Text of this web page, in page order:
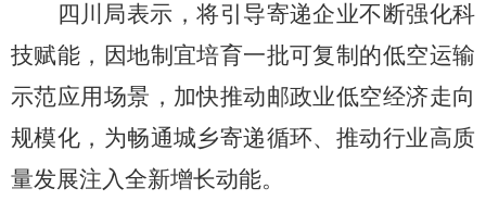
四川局表示，将引导寄递企业不断强化科
技赋能，因地制宜培育一批可复制的低空运输
示范应用场景，加快推动邮政业低空经济走向
规模化，为畅通城乡寄递循环、推动行业高质
量发展注入全新增长动能。